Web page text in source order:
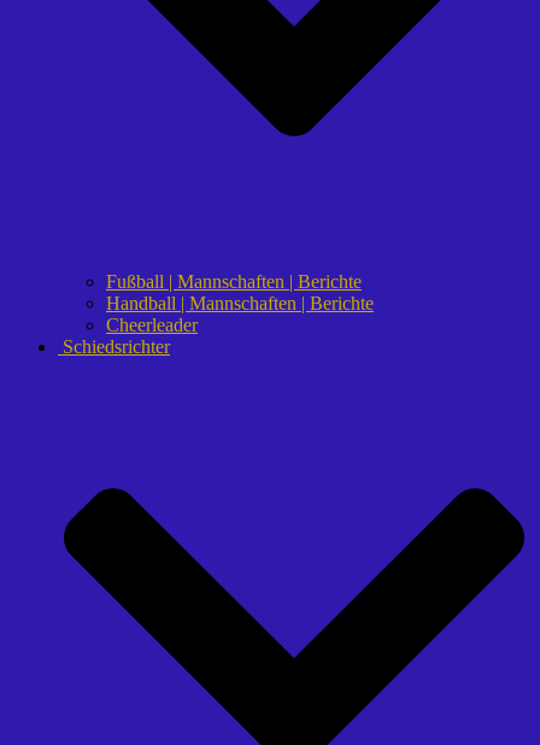
Fußball | Mannschaften | Berichte
Handball | Mannschaften | Berichte
Cheerleader
Schiedsrichter